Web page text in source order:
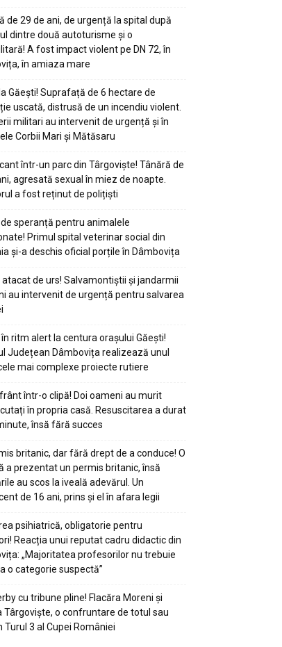
de 29 de ani, de urgență la spital după
dintre două autoturisme și o
A fost impact violent pe DN 72, în
în amiaza mare
Găești! Suprafață de 6 hectare de
uscată, distrusă de un incendiu violent.
militari au intervenit de urgență și în
Corbii Mari și Mătăsaru
într-un parc din Târgoviște! Tânără de
agresată sexual în miez de noapte.
a fost reținut de polițiști
speranță pentru animalele
Primul spital veterinar social din
și-a deschis oficial porțile în Dâmbovița
atacat de urs! Salvamontiștii și jandarmii
au intervenit de urgență pentru salvarea
în ritm alert la centura orașului Găești!
Județean Dâmbovița realizează unul
mai complexe proiecte rutiere
într-o clipă! Doi oameni au murit
în propria casă. Resuscitarea a durat
însă fără succes
britanic, dar fără drept de a conduce! O
a prezentat un permis britanic, însă
au scos la iveală adevărul. Un
de 16 ani, prins și el în afara legii
psihiatrică, obligatorie pentru
Reacția unui reputat cadru didactic din
„Majoritatea profesorilor nu trebuie
o categorie suspectă”
cu tribune pline! Flacăra Moreni și
Târgoviște, o confruntare de totul sau
Turul 3 al Cupei României